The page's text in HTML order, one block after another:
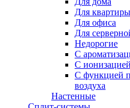
Для квартиры
Для офиса
Для
Недорогие
С
С
С функцией
воздуха
Настенные